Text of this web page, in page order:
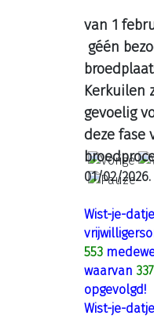
van 1
géén
Kerkuilen
gevoelig
deze fase
01/02/2026.
Wist-je-
553
waarvan
opgevolgd!
Wist-je-